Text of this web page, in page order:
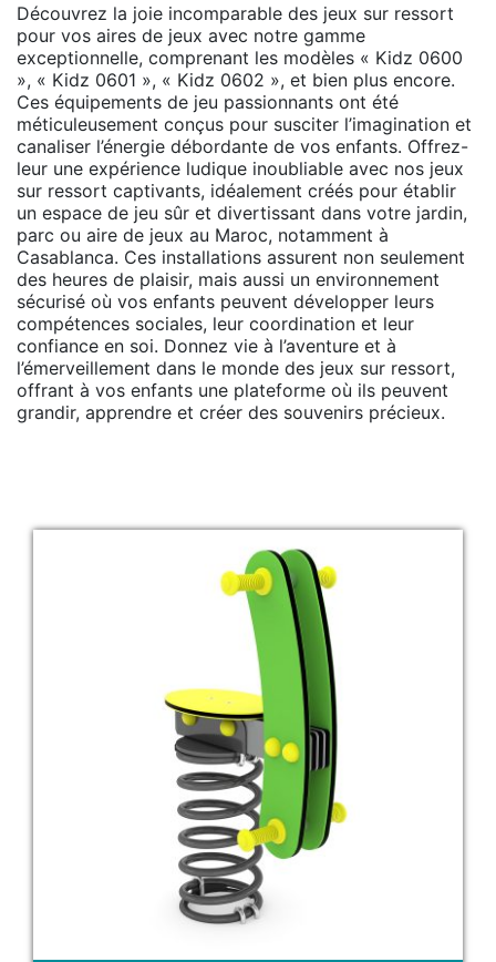
Découvrez la joie incomparable des jeux sur ressort
pour vos aires de jeux avec notre gamme
exceptionnelle, comprenant les modèles « Kidz 0600
», « Kidz 0601 », « Kidz 0602 », et bien plus encore.
Ces équipements de jeu passionnants ont été
méticuleusement conçus pour susciter l’imagination et
canaliser l’énergie débordante de vos enfants. Offrez-
leur une expérience ludique inoubliable avec nos jeux
sur ressort captivants, idéalement créés pour établir
un espace de jeu sûr et divertissant dans votre jardin,
parc ou aire de jeux au Maroc, notamment à
Casablanca. Ces installations assurent non seulement
des heures de plaisir, mais aussi un environnement
sécurisé où vos enfants peuvent développer leurs
compétences sociales, leur coordination et leur
confiance en soi. Donnez vie à l’aventure et à
l’émerveillement dans le monde des jeux sur ressort,
offrant à vos enfants une plateforme où ils peuvent
grandir, apprendre et créer des souvenirs précieux.